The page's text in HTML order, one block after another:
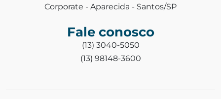
Corporate - Aparecida - Santos/SP
Fale conosco
(13) 3040-5050
(13) 98148-3600